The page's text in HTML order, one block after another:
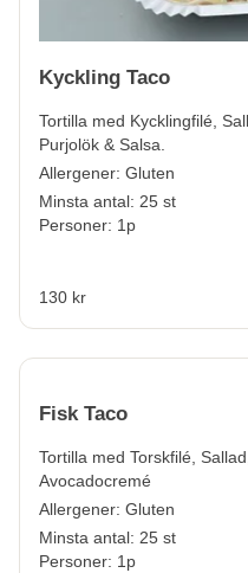
Kyckling Taco
Tortilla med Kycklingfilé,
Purjolök & Salsa.
Allergener: Gluten
Minsta antal: 25 st
Personer: 1p
130 kr
Fisk Taco
Tortilla med Torskfilé,
Avocadocremé
Allergener: Gluten
Minsta antal: 25 st
Personer: 1p